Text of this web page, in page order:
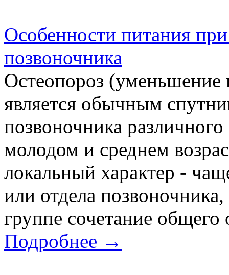
Особенности питания
позвоночника
Остеопороз (уменьшение
является обычным
позвоночника
молодом и среднем
локальный характер -
или отдела
группе сочетание общего
Подробнее →